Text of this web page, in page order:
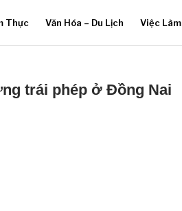
Thực Văn Hóa – Du Lịch Việc Làm
trái phép ở Đồng Nai